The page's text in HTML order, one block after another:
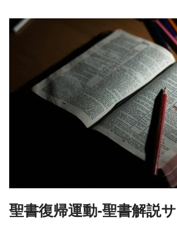
聖書復帰運動-聖書解説